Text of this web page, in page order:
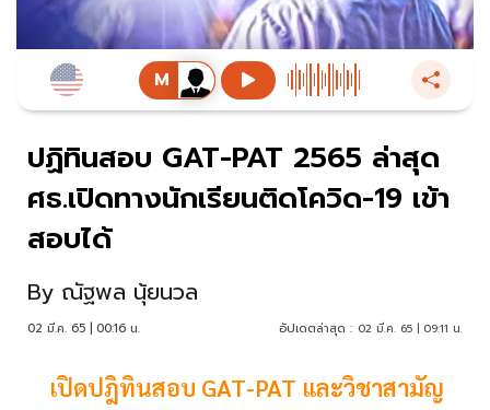
ปฏิทินสอบ GAT-PAT 2565 ล่าสุด
ศธ.เปิดทางนักเรียนติดโควิด-19 เข้า
สอบได้
By ณัฐพล นุ้ยนวล
02 มี.ค. 65 | 00:16 น. อัปเดตล่าสุด : 02 มี.ค. 65 | 09:11 น.
เปิดปฎิทินสอบ GAT-PAT และวิชาสามัญ